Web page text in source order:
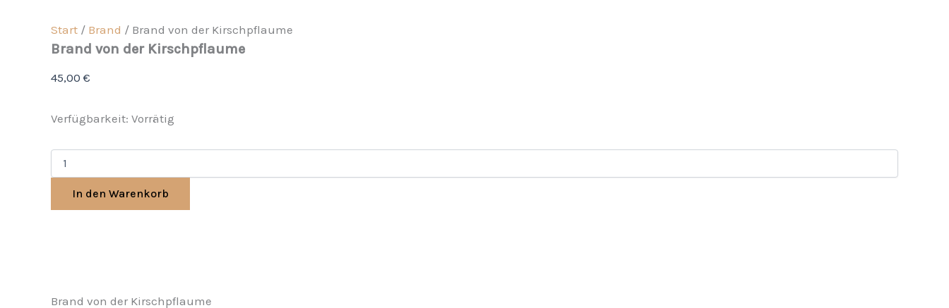
Start / Brand / Brand von der Kirschpflaume
Brand von der Kirschpflaume
45,00 €
Verfügbarkeit: Vorrätig
In den Warenkorb
Brand von der Kirschpflaume